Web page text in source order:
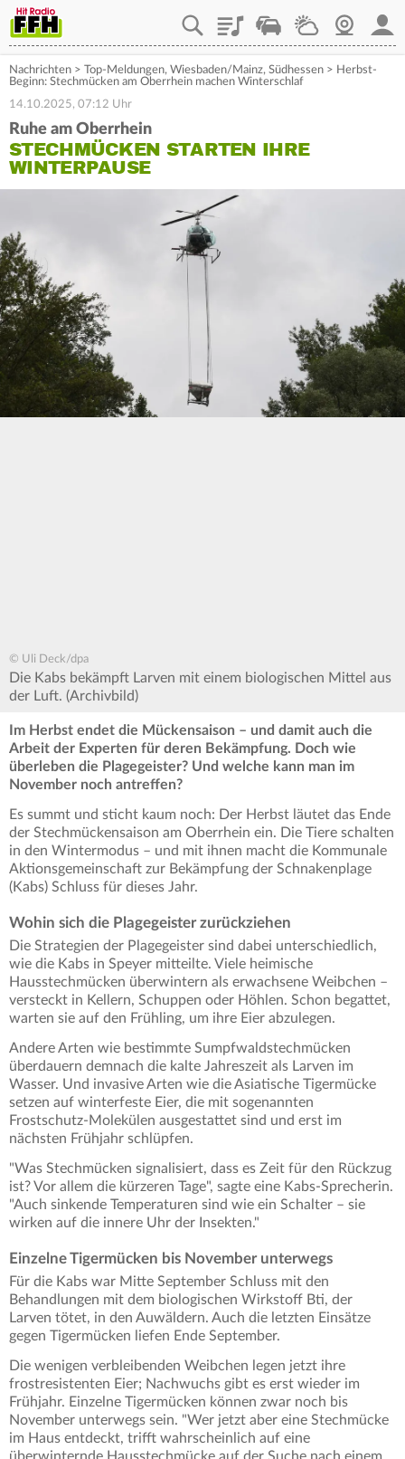
PlaylistStaupilotWetterWebcam
Nachrichten > Top-Meldungen, Wiesbaden/Mainz, Südhessen > Herbst-
Beginn: Stechmücken am Oberrhein machen Winterschlaf
14.10.2025, 07:12 Uhr
Ruhe am Oberrhein
STECHMÜCKEN STARTEN IHRE
WINTERPAUSE
© Uli Deck/dpa
Die Kabs bekämpft Larven mit einem biologischen Mittel aus
der Luft. (Archivbild)
Im Herbst endet die Mückensaison – und damit auch die
Arbeit der Experten für deren Bekämpfung. Doch wie
überleben die Plagegeister? Und welche kann man im
November noch antreffen?
Es summt und sticht kaum noch: Der Herbst läutet das Ende
der Stechmückensaison am Oberrhein ein. Die Tiere schalten
in den Wintermodus – und mit ihnen macht die Kommunale
Aktionsgemeinschaft zur Bekämpfung der Schnakenplage
(Kabs) Schluss für dieses Jahr.
Wohin sich die Plagegeister zurückziehen
Die Strategien der Plagegeister sind dabei unterschiedlich,
wie die Kabs in Speyer mitteilte. Viele heimische
Hausstechmücken überwintern als erwachsene Weibchen –
versteckt in Kellern, Schuppen oder Höhlen. Schon begattet,
warten sie auf den Frühling, um ihre Eier abzulegen.
Andere Arten wie bestimmte Sumpfwaldstechmücken
überdauern demnach die kalte Jahreszeit als Larven im
Wasser. Und invasive Arten wie die Asiatische Tigermücke
setzen auf winterfeste Eier, die mit sogenannten
Frostschutz-Molekülen ausgestattet sind und erst im
nächsten Frühjahr schlüpfen.
"Was Stechmücken signalisiert, dass es Zeit für den Rückzug
ist? Vor allem die kürzeren Tage", sagte eine Kabs-Sprecherin.
"Auch sinkende Temperaturen sind wie ein Schalter – sie
wirken auf die innere Uhr der Insekten."
Einzelne Tigermücken bis November unterwegs
Für die Kabs war Mitte September Schluss mit den
Behandlungen mit dem biologischen Wirkstoff Bti, der
Larven tötet, in den Auwäldern. Auch die letzten Einsätze
gegen Tigermücken liefen Ende September.
Die wenigen verbleibenden Weibchen legen jetzt ihre
frostresistenten Eier; Nachwuchs gibt es erst wieder im
Frühjahr. Einzelne Tigermücken können zwar noch bis
November unterwegs sein. "Wer jetzt aber eine Stechmücke
im Haus entdeckt, trifft wahrscheinlich auf eine